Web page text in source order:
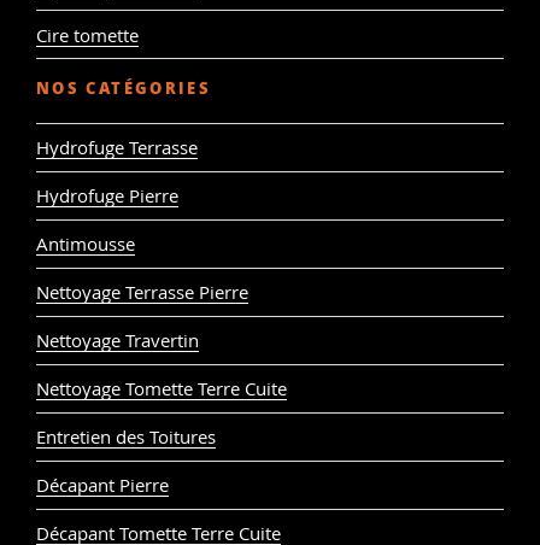
Cire tomette
NOS CATÉGORIES
Hydrofuge Terrasse
Hydrofuge Pierre
Antimousse
Nettoyage Terrasse Pierre
Nettoyage Travertin
Nettoyage Tomette Terre Cuite
Entretien des Toitures
Décapant Pierre
Décapant Tomette Terre Cuite